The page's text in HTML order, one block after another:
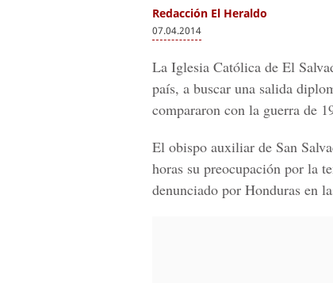
Redacción El Heraldo
07.04.2014
La Iglesia Católica de El
país, a buscar una salida
compararon con la guerra de
El obispo auxiliar de San
horas su preocupación por la
denunciado por Honduras en